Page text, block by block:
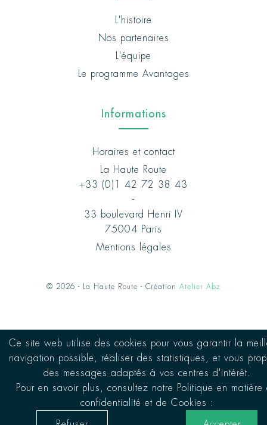
Ce site web utilise des cookies pour vous garantir la
navigation possible, réaliser des statistiques, et vous
des messages adaptés à vos centres d'intérêt.
Pour en savoir plus, consultez notre Politique en matière
confidentialité et de Cookies :
L'histoire
Nos partenaires
L'équipe
Le programme Avantages
Informations
Horaires et contact
La Haute Route
+33 (0)1 42 72 38 43
-
33 boulevard Henri IV
75004 Paris
Mentions légales
© 2026 - La Haute Route - Création Atelier Abz